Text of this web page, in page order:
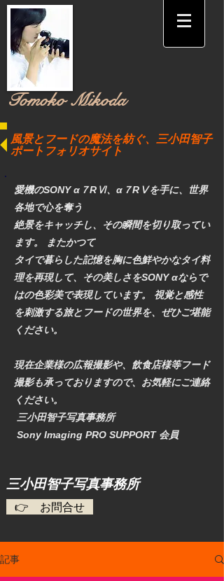
​Tomoko Mikoda
風景とフードの魔法を紡ぐ、三小田智子
ポートフォリオサイト
愛機のSONY α７RⅥ、α７RⅤを手に、世界
各地で心を奪う
絶景をキャッチし、その瞬間を切り取ってい
ます。 またかつて
タイで暮らした記憶を胸に色鮮やかなタイ料
理を再現して、その美しさをSONY αならで
はの色彩美で表現しています。 視覚と感性
を刺激する旅とフードの世界を、ぜひご堪能
ください。
現在企業様の広報撮影や、飲食店様等フード
撮影も承っておりますので、お気軽にご連絡
ください。
三小田智子写真事務所
​ Sony Imaging PRO SUPPORT 会員
​三小田智子写真事務所
👉 お問合せ
記事